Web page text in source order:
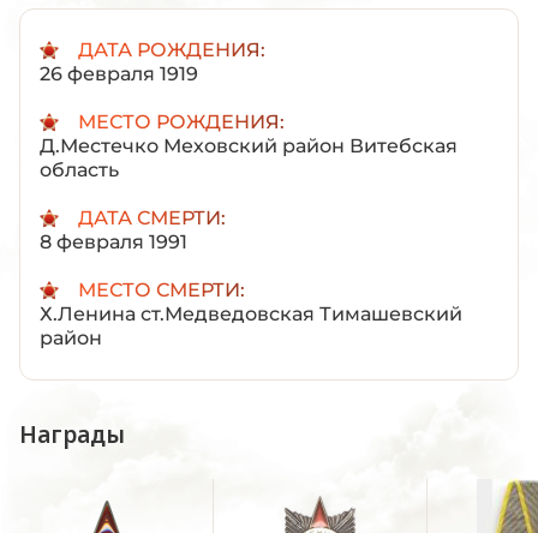
ДАТА РОЖДЕНИЯ:
26 февраля 1919
МЕСТО РОЖДЕНИЯ:
Д.Местечко Меховский район Витебская
область
ДАТА СМЕРТИ:
8 февраля 1991
МЕСТО СМЕРТИ:
Х.Ленина ст.Медведовская Тимашевский
район
Награды